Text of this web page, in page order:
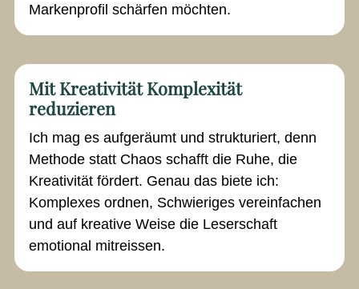
Markenprofil schärfen möchten.
Mit Kreativität Komplexität
reduzieren
Ich mag es aufgeräumt und strukturiert, denn
Methode statt Chaos schafft die Ruhe, die
Kreativität fördert. Genau das biete ich:
Komplexes ordnen, Schwieriges vereinfachen
und auf kreative Weise die Leserschaft
emotional mitreissen.